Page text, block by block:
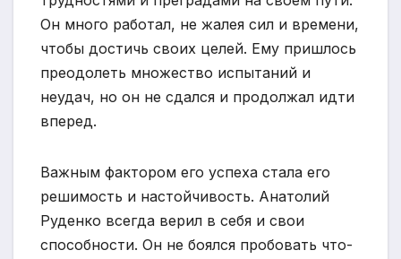
Он много работал, не жалея сил и времени,
чтобы достичь своих целей. Ему пришлось
преодолеть множество испытаний и
неудач, но он не сдался и продолжал идти
вперед.
Важным фактором его успеха стала его
решимость и настойчивость. Анатолий
Руденко всегда верил в себя и свои
способности. Он не боялся пробовать что-